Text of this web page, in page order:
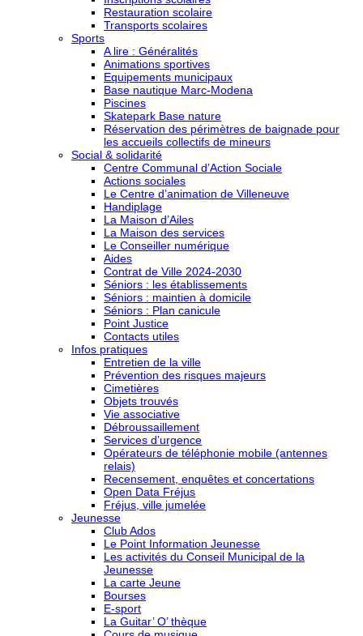
Restauration scolaire
Transports scolaires
Sports
A lire : Généralités
Animations sportives
Equipements municipaux
Base nautique Marc-Modena
Piscines
Skatepark Base nature
Réservation des périmètres de baignade pour
les accueils collectifs de mineurs
Social & solidarité
Centre Communal d’Action Sociale
Actions sociales
Le Centre d’animation de Villeneuve
Handiplage
La Maison d’Ailes
La Maison des services
Le Conseiller numérique
Aides
Contrat de Ville 2024-2030
Séniors : les établissements
Séniors : maintien à domicile
Séniors : Plan canicule
Point Justice
Contacts utiles
Infos pratiques
Entretien de la ville
Prévention des risques majeurs
Cimetières
Objets trouvés
Vie associative
Débroussaillement
Services d’urgence
Opérateurs de téléphonie mobile (antennes
relais)
Recensement, enquêtes et concertations
Open Data Fréjus
Fréjus, ville jumelée
Jeunesse
Club Ados
Le Point Information Jeunesse
Les activités du Conseil Municipal de la
Jeunesse
La carte Jeune
Bourses
E-sport
La Guitar’ O’ thèque